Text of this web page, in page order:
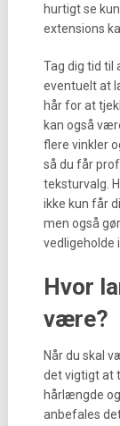
hurtigt se
extensions
Tag dig tid til
eventuelt at
hår for at
kan også
flere vinkler
så du får
teksturvalg.
ikke kun får
men også
vedligeholde
Hvor
være?
Når du skal
det vigtigt at
hårlængde
anbefales